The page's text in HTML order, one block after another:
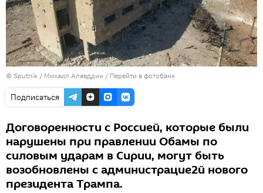
© Sputnik / Михаил Алаеддин / Перейти в фотобанк
Подписаться
Договоренности с Россией, которые были
нарушены при правлении Обамы по
силовым ударам в Сирии, могут быть
возобновлены с администрацие2й нового
президента Трампа.